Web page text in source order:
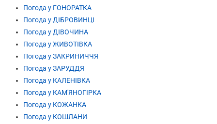
Погода у ГОНОРАТКА
Погода у ДІБРОВИНЦІ
Погода у ДІВОЧИНА
Погода у ЖИВОТІВКА
Погода у ЗАКРИНИЧЧЯ
Погода у ЗАРУДДЯ
Погода у КАЛЕНІВКА
Погода у КАМ'ЯНОГІРКА
Погода у КОЖАНКА
Погода у КОШЛАНИ